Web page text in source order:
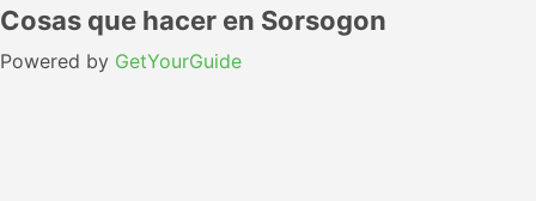
Cosas que hacer en Sorsogon
Powered by GetYourGuide